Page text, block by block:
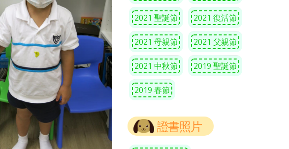
2021 聖誕節 2021 復活節
2021 母親節 2021 父親節
2021 中秋節 2019 聖誕節
2019 春節
證書照片